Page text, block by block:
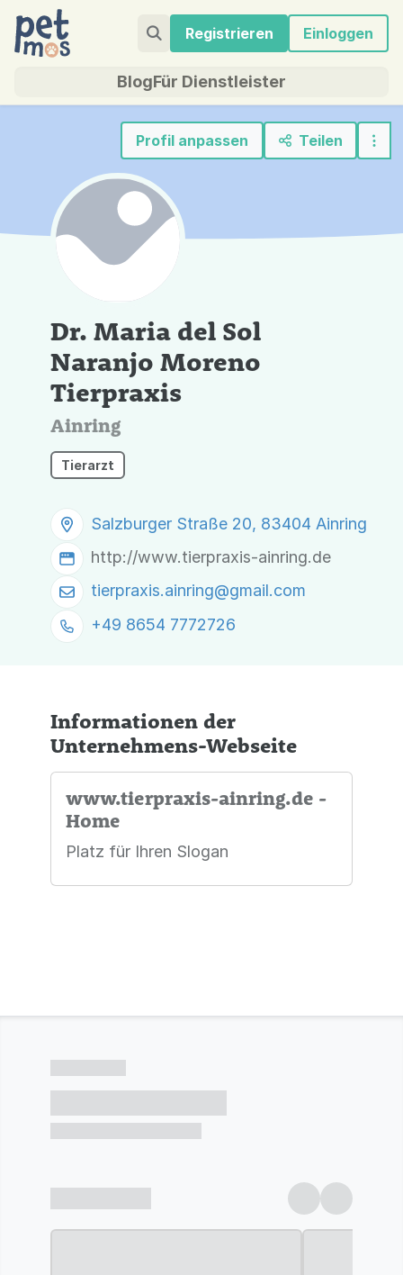
Registrieren Einloggen
BlogFür Dienstleister
Profil anpassen Teilen
Dr. Maria del Sol
Naranjo Moreno
Tierpraxis
Ainring
Tierarzt
Salzburger Straße 20, 83404 Ainring
http://www.tierpraxis-ainring.de
tierpraxis.ainring@gmail.com
+49 8654 7772726
Informationen der
Unternehmens-Webseite
www.tierpraxis-ainring.de -
Home
Platz für Ihren Slogan